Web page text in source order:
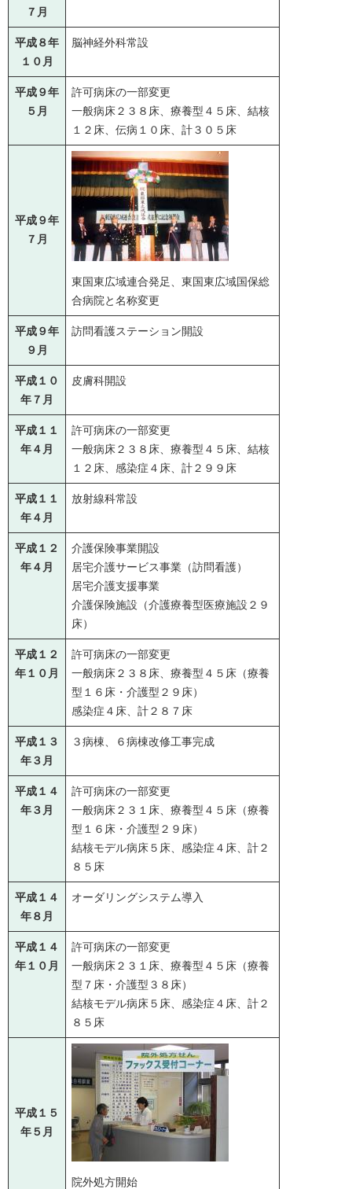
７月
平成８年
１０月
脳神経外科常設
平成９年
５月
許可病床の一部変更
一般病床２３８床、療養型４５床、結核
１２床、伝病１０床、計３０５床
平成９年
７月
東国東広域連合発足、東国東広域国保総
合病院と名称変更
平成９年
９月
訪問看護ステーション開設
平成１０
年７月
皮膚科開設
平成１１
年４月
許可病床の一部変更
一般病床２３８床、療養型４５床、結核
１２床、感染症４床、計２９９床
平成１１
年４月
放射線科常設
平成１２
年４月
介護保険事業開設
居宅介護サービス事業（訪問看護）
居宅介護支援事業
介護保険施設（介護療養型医療施設２９
床）
平成１２
年１０月
許可病床の一部変更
一般病床２３８床、療養型４５床（療養
型１６床・介護型２９床）
感染症４床、計２８７床
平成１３
年３月
３病棟、６病棟改修工事完成
平成１４
年３月
許可病床の一部変更
一般病床２３１床、療養型４５床（療養
型１６床・介護型２９床）
結核モデル病床５床、感染症４床、計２
８５床
平成１４
年８月
オーダリングシステム導入
平成１４
年１０月
許可病床の一部変更
一般病床２３１床、療養型４５床（療養
型７床・介護型３８床）
結核モデル病床５床、感染症４床、計２
８５床
平成１５
年５月
院外処方開始